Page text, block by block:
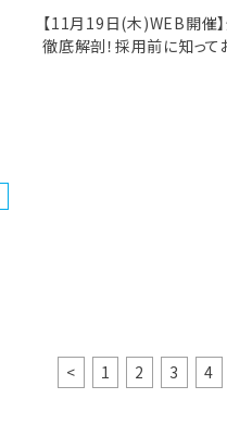
【11月19日(木)WEB開催
徹底解剖！採用前に知っ
<
1 2 3 4